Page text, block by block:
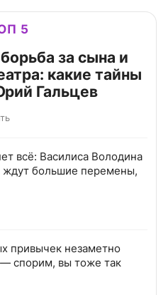
5
за сына и
какие тайны
Гальцев
всё: Василиса Володина
ждут большие перемены,
привычек незаметно
спорим, вы тоже так